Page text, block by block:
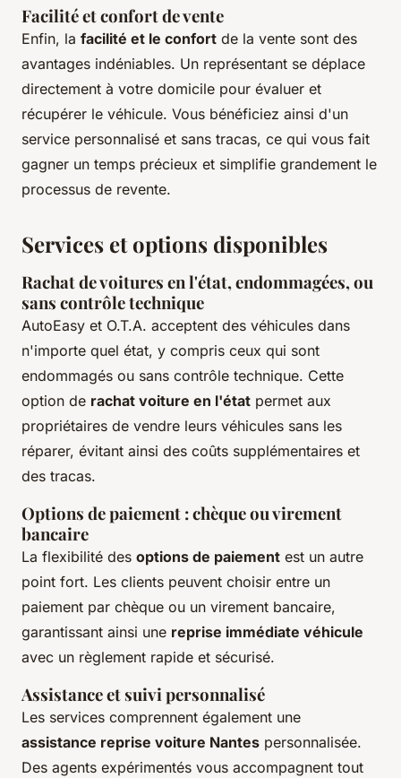
Facilité et confort de vente
Enfin, la facilité et le confort de la vente sont des
avantages indéniables. Un représentant se déplace
directement à votre domicile pour évaluer et
récupérer le véhicule. Vous bénéficiez ainsi d'un
service personnalisé et sans tracas, ce qui vous fait
gagner un temps précieux et simplifie grandement le
processus de revente.
Services et options disponibles
Rachat de voitures en l'état, endommagées, ou
sans contrôle technique
AutoEasy et O.T.A. acceptent des véhicules dans
n'importe quel état, y compris ceux qui sont
endommagés ou sans contrôle technique. Cette
option de rachat voiture en l'état permet aux
propriétaires de vendre leurs véhicules sans les
réparer, évitant ainsi des coûts supplémentaires et
des tracas.
Options de paiement : chèque ou virement
bancaire
La flexibilité des options de paiement est un autre
point fort. Les clients peuvent choisir entre un
paiement par chèque ou un virement bancaire,
garantissant ainsi une reprise immédiate véhicule
avec un règlement rapide et sécurisé.
Assistance et suivi personnalisé
Les services comprennent également une
assistance reprise voiture Nantes personnalisée.
Des agents expérimentés vous accompagnent tout